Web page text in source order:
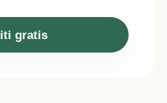
gratis